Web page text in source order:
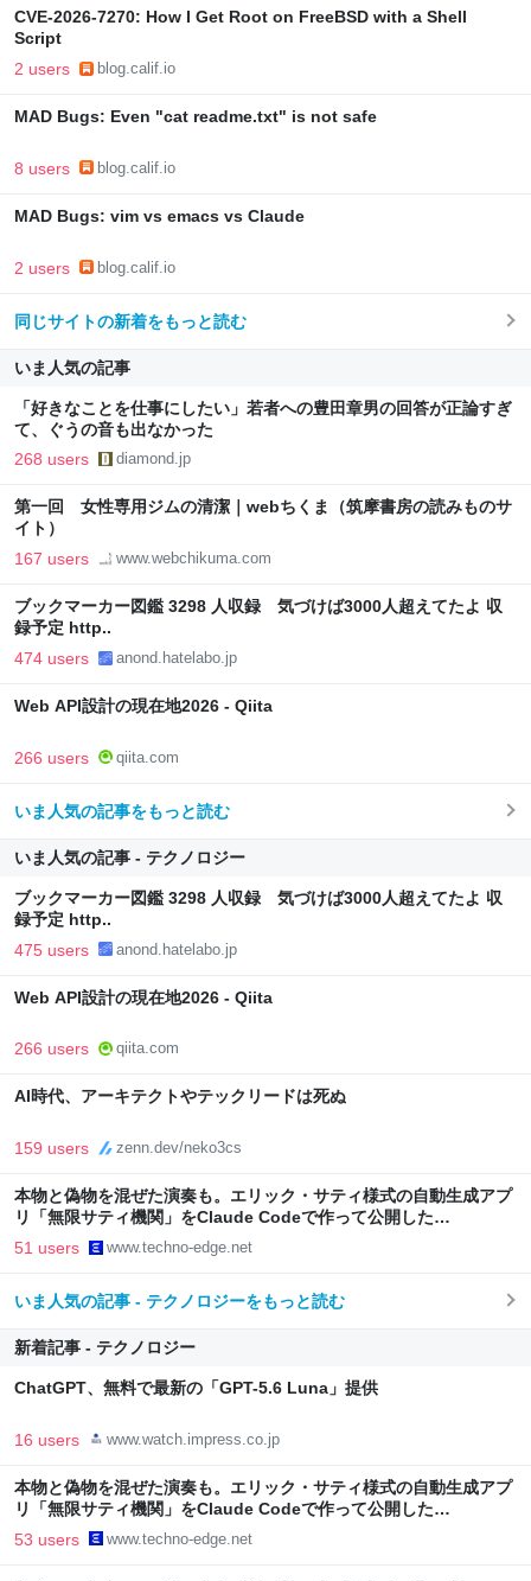
CVE-2026-7270: How I Get Root on FreeBSD with a Shell
Script
2 users blog.calif.io
MAD Bugs: Even "cat readme.txt" is not safe
8 users blog.calif.io
MAD Bugs: vim vs emacs vs Claude
2 users blog.calif.io
同じサイトの新着をもっと読む
いま人気の記事
「好きなことを仕事にしたい」若者への豊田章男の回答が正論すぎ
て、ぐうの音も出なかった
268 users diamond.jp
第一回 女性専用ジムの清潔｜webちくま（筑摩書房の読みものサ
イト）
167 users www.webchikuma.com
ブックマーカー図鑑 3298 人収録 気づけば3000人超えてたよ 収
録予定 http..
474 users anond.hatelabo.jp
Web API設計の現在地2026 - Qiita
266 users qiita.com
いま人気の記事をもっと読む
いま人気の記事 - テクノロジー
ブックマーカー図鑑 3298 人収録 気づけば3000人超えてたよ 収
録予定 http..
475 users anond.hatelabo.jp
Web API設計の現在地2026 - Qiita
266 users qiita.com
AI時代、アーキテクトやテックリードは死ぬ
159 users zenn.dev/neko3cs
本物と偽物を混ぜた演奏も。エリック・サティ様式の自動生成アプ
リ「無限サティ機関」をClaude Codeで作って公開した
（CloseBox） | テクノエッジ TechnoEdge
51 users www.techno-edge.net
いま人気の記事 - テクノロジーをもっと読む
新着記事 - テクノロジー
ChatGPT、無料で最新の「GPT-5.6 Luna」提供
16 users www.watch.impress.co.jp
本物と偽物を混ぜた演奏も。エリック・サティ様式の自動生成アプ
リ「無限サティ機関」をClaude Codeで作って公開した
（CloseBox） | テクノエッジ TechnoEdge
53 users www.techno-edge.net